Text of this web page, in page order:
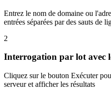
Entrez le nom de domaine ou
entrées séparées par des sauts de
2
Interrogation par lot avec
Cliquez sur le bouton Exécuter
serveur et afficher les résultats